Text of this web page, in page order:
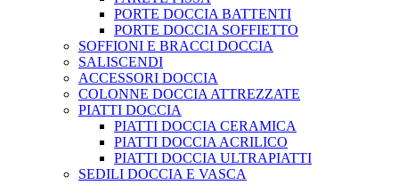
PORTE DOCCIA BATTENTI
PORTE DOCCIA SOFFIETTO
SOFFIONI E BRACCI DOCCIA
SALISCENDI
ACCESSORI DOCCIA
COLONNE DOCCIA ATTREZZATE
PIATTI DOCCIA
PIATTI DOCCIA CERAMICA
PIATTI DOCCIA ACRILICO
PIATTI DOCCIA ULTRAPIATTI
SEDILI DOCCIA E VASCA